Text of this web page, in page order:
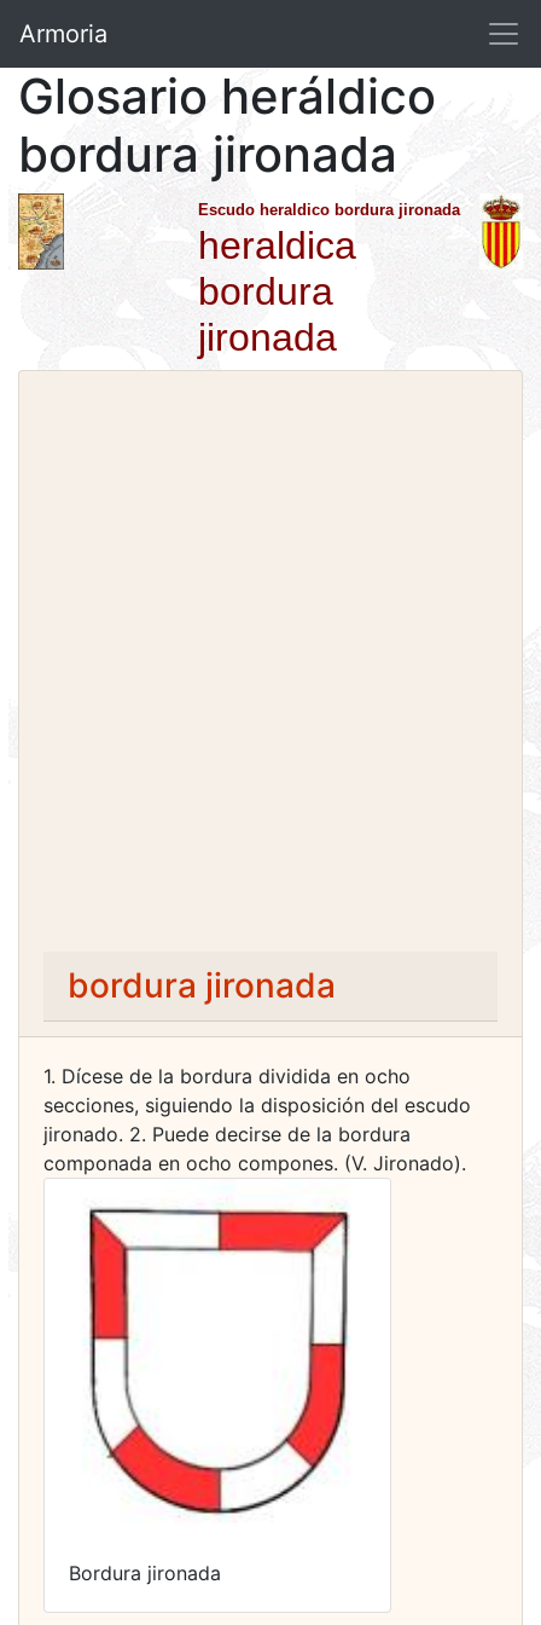
Armoria
Glosario heráldico
bordura jironada
Escudo heraldico bordura jironada
heraldica
bordura
jironada
bordura jironada
1. Dícese de la bordura dividida en ocho
secciones, siguiendo la disposición del escudo
jironado. 2. Puede decirse de la bordura
componada en ocho compones. (V. Jironado).
Bordura jironada